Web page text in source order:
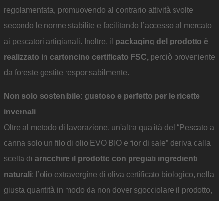
regolamentata, promuovendo al contrario attività svolte
secondo le norme stabilite e facilitando l’accesso al mercato
ai pescatori artigianali. Inoltre, il packaging del prodotto è
realizzato in cartoncino certificato FSC, perciò proveniente
da foreste gestite responsabilmente.
Non solo sostenibile: gustoso e perfetto per le ricette
invernali
Oltre al metodo di lavorazione, un'altra qualità del “Pescato a
canna solo un filo di olio EVO BIO e fior di sale” deriva dalla
scelta di arricchire il prodotto con pregiati ingredienti
naturali: l’olio extravergine di oliva certificato biologico, nella
giusta quantità in modo da non dover sgocciolare il prodotto,